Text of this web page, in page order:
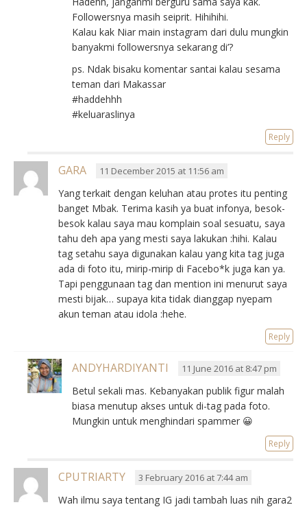
Followersnya masih seiprit. Hihihihi.
Kalau kak Niar main instagram dari dulu mungkin
banyakmi followersnya sekarang di’?
ps. Ndak bisaku komentar santai kalau sesama
teman dari Makassar
#haddehhh
#keluaraslinya
Reply
GARA 11 December 2015 at 11:56 am
Yang terkait dengan keluhan atau protes itu penting
banget Mbak. Terima kasih ya buat infonya, besok-
besok kalau saya mau komplain soal sesuatu, saya
tahu deh apa yang mesti saya lakukan :hihi. Kalau
tag setahu saya digunakan kalau yang kita tag juga
ada di foto itu, mirip-mirip di Facebo*k juga kan ya.
Tapi penggunaan tag dan mention ini menurut saya
mesti bijak… supaya kita tidak dianggap nyepam
akun teman atau idola :hehe.
Reply
ANDYHARDIYANTI 11 June 2016 at 8:47 pm
Betul sekali mas. Kebanyakan publik figur malah
biasa menutup akses untuk di-tag pada foto.
Mungkin untuk menghindari spammer 😀
Reply
CPUTRIARTY 3 February 2016 at 7:44 am
Wah ilmu saya tentang IG jadi tambah luas nih gara2